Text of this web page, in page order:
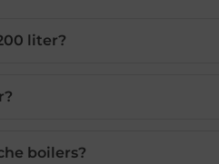
liter?
boilers?